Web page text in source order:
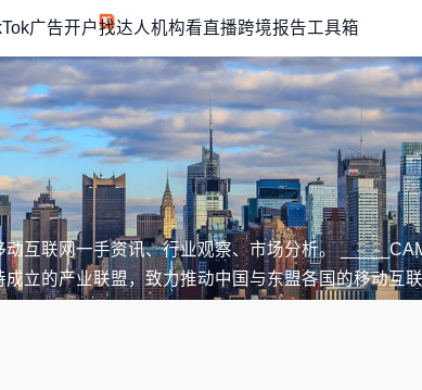
广告开户找达人机构看直播跨境报告工具箱
动互联网一手资讯、行业观察、市场分析。
成立的产业联盟，致力推动中国与东盟各国的移动互